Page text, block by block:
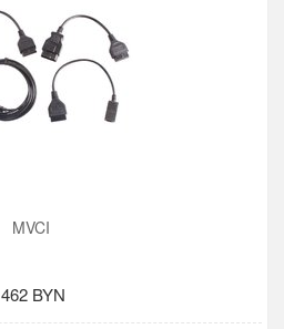
MVCI
462 BYN